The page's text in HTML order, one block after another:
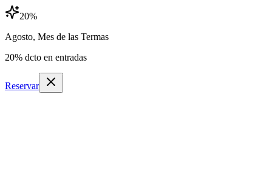
20%
Agosto, Mes de las Termas
20% dcto en entradas
Reservar